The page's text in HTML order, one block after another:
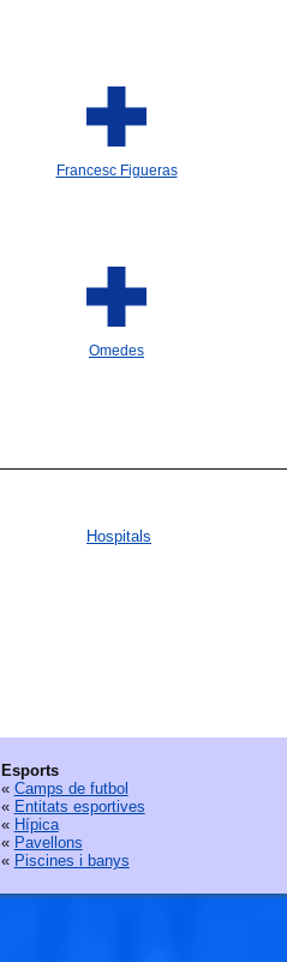
Francesc Figueras
Omedes
Hospitals
Esports
« Camps de futbol
« Entitats esportives
« Hípica
« Pavellons
« Piscines i banys